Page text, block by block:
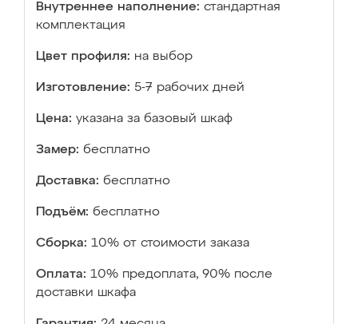
Внутреннее наполнение: стандартная
комплектация
Цвет профиля: на выбор
Изготовление: 5-7 рабочих дней
Цена: указана за базовый шкаф
Замер: бесплатно
Доставка: бесплатно
Подъём: бесплатно
Сборка: 10% от стоимости заказа
Оплата: 10% предоплата, 90% после
доставки шкафа